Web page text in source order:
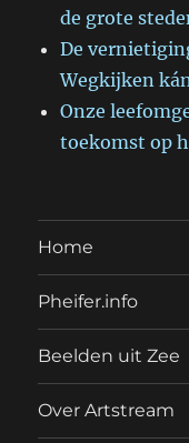
de grote
De
Wegkijken kán
Onze
toekomst op
Home
Pheifer.info
Beelden uit Zee
Over Artstream